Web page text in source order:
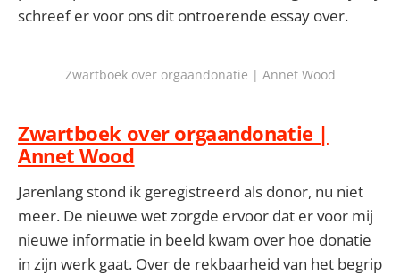
schreef er voor ons dit ontroerende essay over.
Zwartboek over orgaandonatie | Annet Wood
Zwartboek over orgaandonatie |
Annet Wood
Jarenlang stond ik geregistreerd als donor, nu niet
meer. De nieuwe wet zorgde ervoor dat er voor mij
nieuwe informatie in beeld kwam over hoe donatie
in zijn werk gaat. Over de rekbaarheid van het begrip